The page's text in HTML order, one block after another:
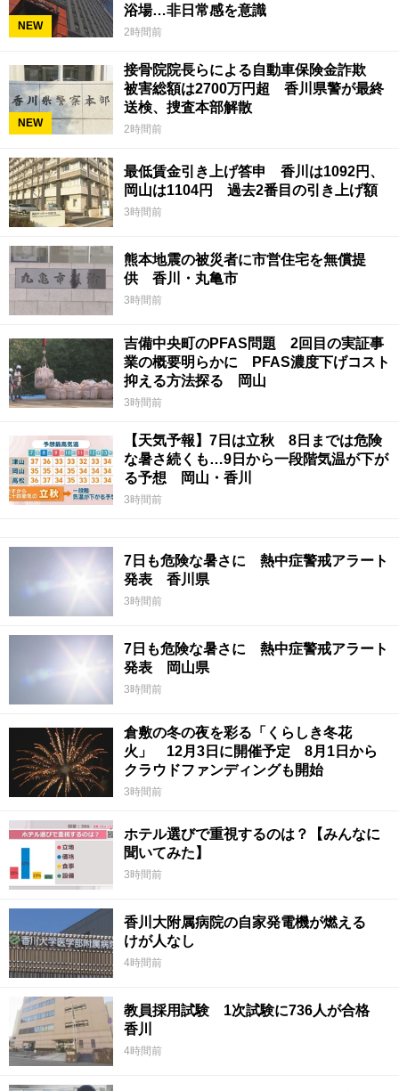
NEW
浴場…非日常感を意識
2時間前
NEW
接骨院院長らによる自動車保険金詐欺
被害総額は2700万円超 香川県警が最終
送検、捜査本部解散
2時間前
最低賃金引き上げ答申 香川は1092円、
岡山は1104円 過去2番目の引き上げ額
3時間前
熊本地震の被災者に市営住宅を無償提
供 香川・丸亀市
3時間前
吉備中央町のPFAS問題 2回目の実証事
業の概要明らかに PFAS濃度下げコスト
抑える方法探る 岡山
3時間前
【天気予報】7日は立秋 8日までは危険
な暑さ続くも…9日から一段階気温が下が
る予想 岡山・香川
3時間前
7日も危険な暑さに 熱中症警戒アラート
発表 香川県
3時間前
7日も危険な暑さに 熱中症警戒アラート
発表 岡山県
3時間前
倉敷の冬の夜を彩る「くらしき冬花
火」 12月3日に開催予定 8月1日から
クラウドファンディングも開始
3時間前
ホテル選びで重視するのは？【みんなに
聞いてみた】
3時間前
香川大附属病院の自家発電機が燃える
けが人なし
4時間前
教員採用試験 1次試験に736人が合格
香川
4時間前